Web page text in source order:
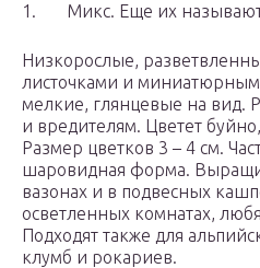
1. Микс. Еще их
Низкорослые,
листочками и
мелкие, глянцевые на вид.
и вредителям. Цветет
Размер цветков 3 – 4 см.
шаровидная форма.
вазонах и в подвесных
осветленных комнатах,
Подходят также для
клумб и рокариев.